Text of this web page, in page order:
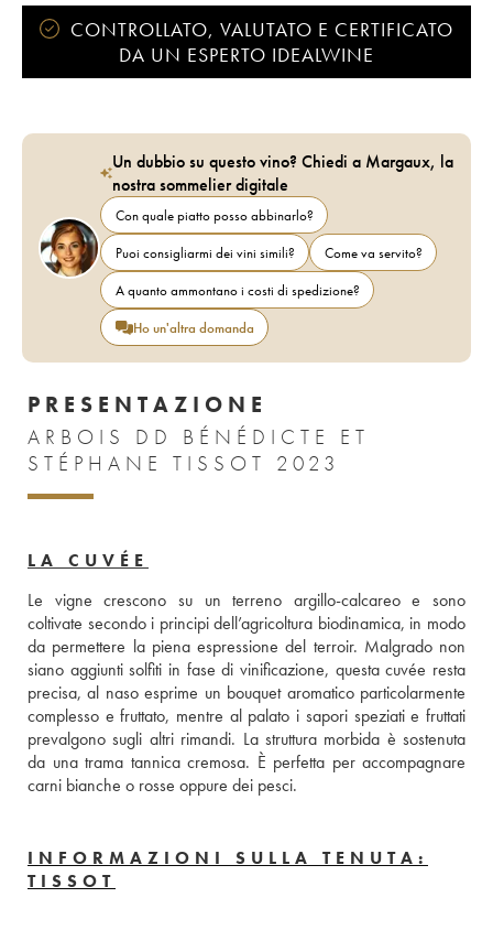
CONTROLLATO, VALUTATO E CERTIFICATO
DA UN ESPERTO IDEALWINE
Un dubbio su questo vino? Chiedi a Margaux, la
nostra sommelier digitale
Con quale piatto posso abbinarlo?
Puoi consigliarmi dei vini simili?
Come va servito?
A quanto ammontano i costi di spedizione?
Ho un'altra domanda
PRESENTAZIONE
ARBOIS DD BÉNÉDICTE ET
STÉPHANE TISSOT 2023
LA CUVÉE
Le vigne crescono su un terreno argillo-calcareo e sono
coltivate secondo i principi dell’agricoltura biodinamica, in modo
da permettere la piena espressione del terroir. Malgrado non
siano aggiunti solfiti in fase di vinificazione, questa cuvée resta
precisa, al naso esprime un bouquet aromatico particolarmente
complesso e fruttato, mentre al palato i sapori speziati e fruttati
prevalgono sugli altri rimandi. La struttura morbida è sostenuta
da una trama tannica cremosa. È perfetta per accompagnare
carni bianche o rosse oppure dei pesci.
INFORMAZIONI SULLA TENUTA:
TISSOT